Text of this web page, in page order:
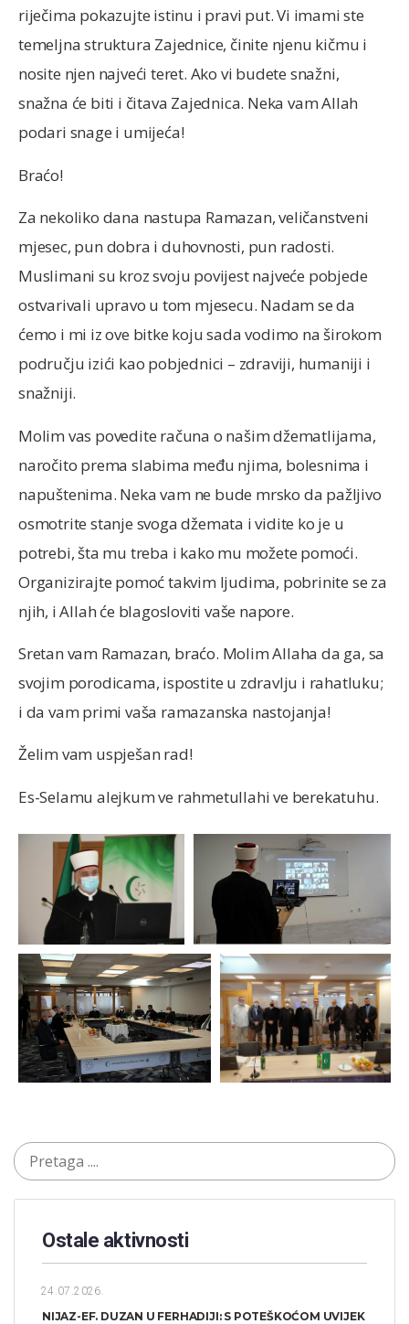
riječima pokazujte istinu i pravi put. Vi imami ste
temeljna struktura Zajednice, činite njenu kičmu i
nosite njen najveći teret. Ako vi budete snažni,
snažna će biti i čitava Zajednica. Neka vam Allah
podari snage i umijeća!
Braćo!
Za nekoliko dana nastupa Ramazan, veličanstveni
mjesec, pun dobra i duhovnosti, pun radosti.
Muslimani su kroz svoju povijest najveće pobjede
ostvarivali upravo u tom mjesecu. Nadam se da
ćemo i mi iz ove bitke koju sada vodimo na širokom
području izići kao pobjednici – zdraviji, humaniji i
snažniji.
Molim vas povedite računa o našim džematlijama,
naročito prema slabima među njima, bolesnima i
napuštenima. Neka vam ne bude mrsko da pažljivo
osmotrite stanje svoga džemata i vidite ko je u
potrebi, šta mu treba i kako mu možete pomoći.
Organizirajte pomoć takvim ljudima, pobrinite se za
njih, i Allah će blagosloviti vaše napore.
Sretan vam Ramazan, braćo. Molim Allaha da ga, sa
svojim porodicama, ispostite u zdravlju i rahatluku;
i da vam primi vaša ramazanska nastojanja!
Želim vam uspješan rad!
Es-Selamu alejkum ve rahmetullahi ve berekatuhu.
Ostale aktivnosti
24.07.2026.
NIJAZ-EF. DUZAN U FERHADIJI: S POTEŠKOĆOM UVIJEK